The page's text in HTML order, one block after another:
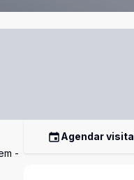
-
Agendar visita